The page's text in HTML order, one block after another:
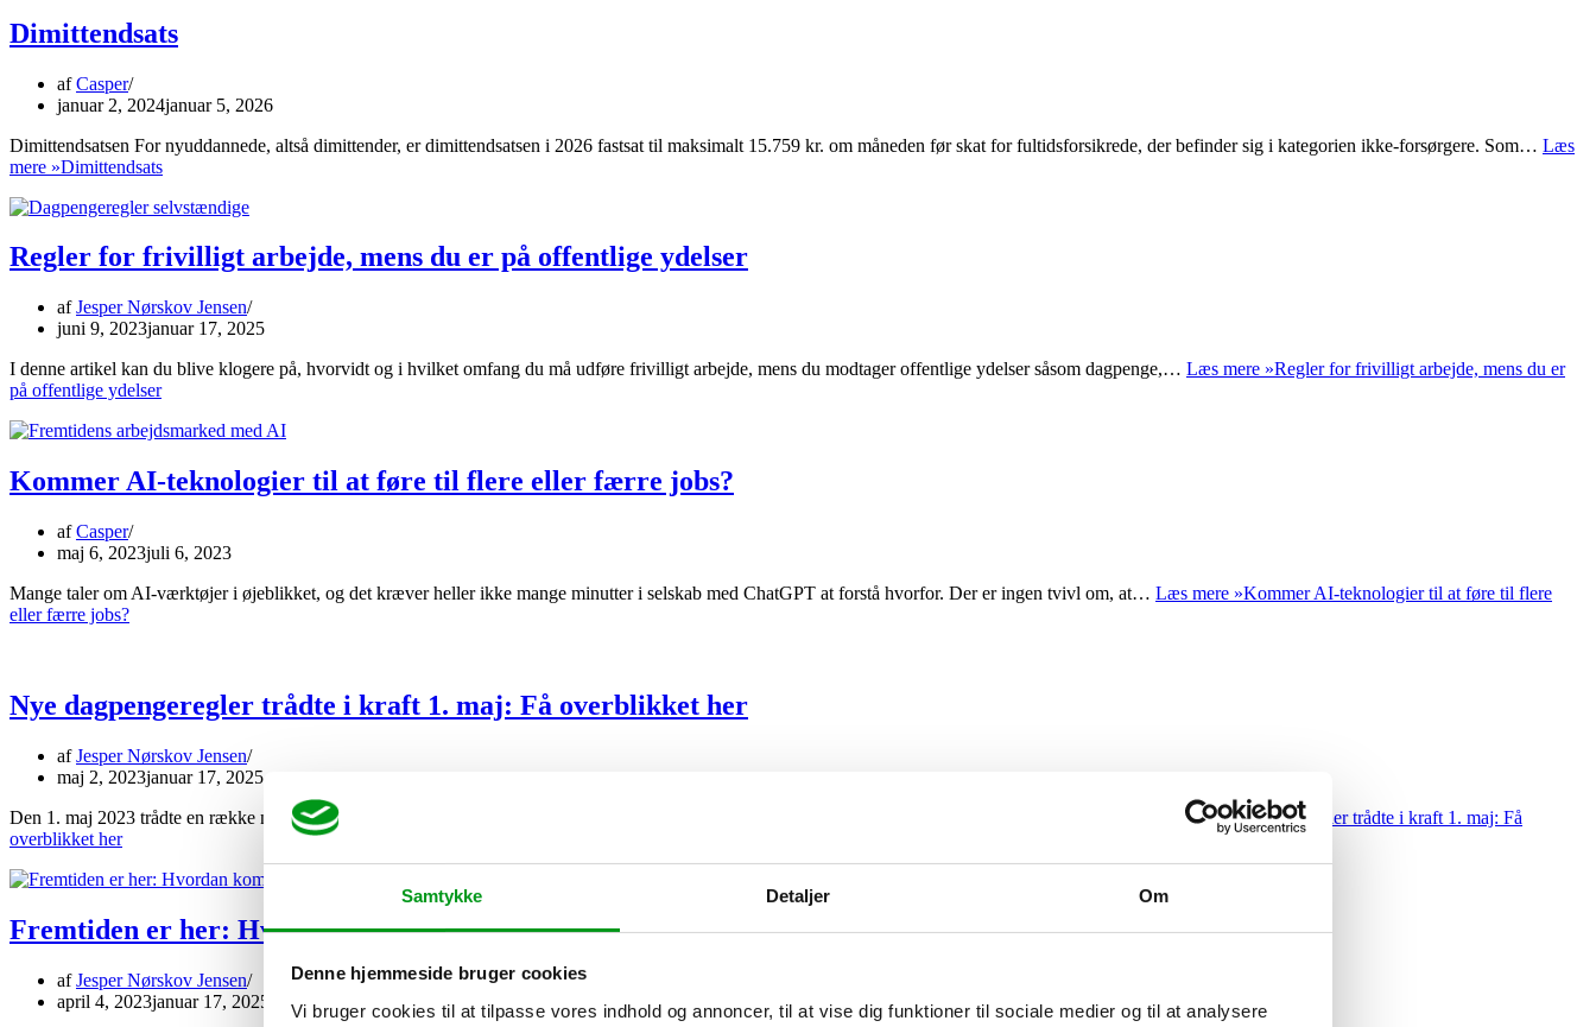
Samtykke Detaljer Om
Denne hjemmeside bruger cookies
Vi bruger cookies til at tilpasse vores indhold og annoncer, til at vise dig funktioner til sociale medier og til at analysere
Dimittendsats
afCasper
januar 2, 2024januar 5, 2026
Dimittendsatsen For nyuddannede, altså dimittender, er dimittendsatsen i 2026 fastsat til maksimalt 15.759 kr. om måneden før skat for fultidsforsikrede, der befinder sig i kategorien ikke-forsørgere. Som… Læs
mere »Dimittendsats
Regler for frivilligt arbejde, mens du er på offentlige ydelser
afJesper Nørskov Jensen
juni 9, 2023januar 17, 2025
I denne artikel kan du blive klogere på, hvorvidt og i hvilket omfang du må udføre frivilligt arbejde, mens du modtager offentlige ydelser såsom dagpenge,… Læs mere »Regler for frivilligt arbejde, mens du er
på offentlige ydelser
Kommer AI-teknologier til at føre til flere eller færre jobs?
afCasper
maj 6, 2023juli 6, 2023
Mange taler om AI-værktøjer i øjeblikket, og det kræver heller ikke mange minutter i selskab med ChatGPT at forstå hvorfor. Der er ingen tvivl om, at… Læs mere »Kommer AI-teknologier til at føre til flere
eller færre jobs?
Nye dagpengeregler trådte i kraft 1. maj: Få overblikket her
afJesper Nørskov Jensen
maj 2, 2023januar 17, 2025
Den 1. maj 2023 trådte en række nye dagpengeregler i kraft. I artiklen her giver vi dig overblikket over de forandringer, de nye regler medfører. …
Læs mere »Nye dagpengeregler trådte i kraft 1. maj: Få
overblikket her
Fremtiden er her: Hvordan kommer AI til at påvirke arbejdsmarkedet?
afJesper Nørskov Jensen
april 4, 2023januar 17, 2025